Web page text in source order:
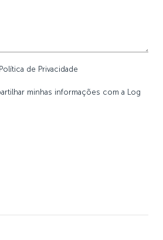
Política de Privacidade
minhas informações com a Log